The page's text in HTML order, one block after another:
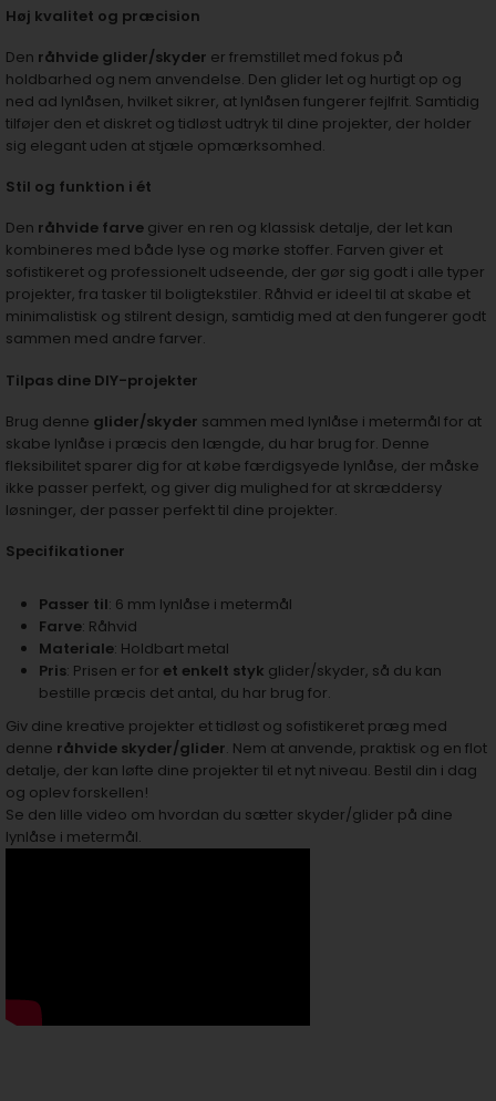
Høj kvalitet og præcision
Den råhvide glider/skyder er fremstillet med fokus på
holdbarhed og nem anvendelse. Den glider let og hurtigt op og
ned ad lynlåsen, hvilket sikrer, at lynlåsen fungerer fejlfrit. Samtidig
tilføjer den et diskret og tidløst udtryk til dine projekter, der holder
sig elegant uden at stjæle opmærksomhed.
Stil og funktion i ét
Den råhvide farve giver en ren og klassisk detalje, der let kan
kombineres med både lyse og mørke stoffer. Farven giver et
sofistikeret og professionelt udseende, der gør sig godt i alle typer
projekter, fra tasker til boligtekstiler. Råhvid er ideel til at skabe et
minimalistisk og stilrent design, samtidig med at den fungerer godt
sammen med andre farver.
Tilpas dine DIY-projekter
Brug denne glider/skyder sammen med lynlåse i metermål for at
skabe lynlåse i præcis den længde, du har brug for. Denne
fleksibilitet sparer dig for at købe færdigsyede lynlåse, der måske
ikke passer perfekt, og giver dig mulighed for at skræddersy
løsninger, der passer perfekt til dine projekter.
Specifikationer
Passer til: 6 mm lynlåse i metermål
Farve: Råhvid
Materiale: Holdbart metal
Pris: Prisen er for et enkelt styk glider/skyder, så du kan
bestille præcis det antal, du har brug for.
Giv dine kreative projekter et tidløst og sofistikeret præg med
denne råhvide skyder/glider. Nem at anvende, praktisk og en flot
detalje, der kan løfte dine projekter til et nyt niveau. Bestil din i dag
og oplev forskellen!
Se den lille video om hvordan du sætter skyder/glider på dine
lynlåse i metermål.